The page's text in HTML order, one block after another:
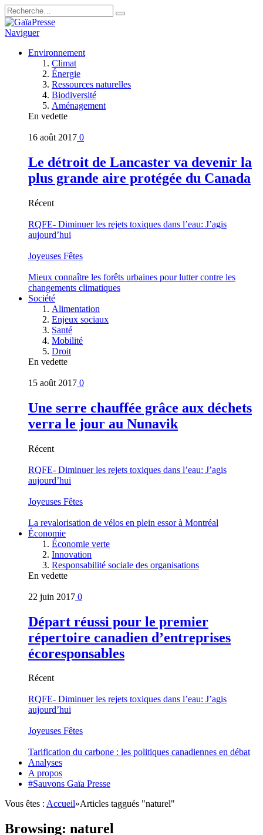
Naviguer
Environnement
Climat
Énergie
Ressources naturelles
Biodiversité
Aménagement
En vedette
16 août 2017 0
Le détroit de Lancaster va devenir la
plus grande aire protégée du Canada
Récent
RQFE- Diminuer les rejets toxiques dans l’eau: J’agis
aujourd’hui
Joyeuses Fêtes
Mieux connaître les forêts urbaines pour lutter contre les
changements climatiques
Société
Alimentation
Enjeux sociaux
Santé
Mobilité
Droit
En vedette
15 août 2017 0
Une serre chauffée grâce aux déchets
verra le jour au Nunavik
Récent
RQFE- Diminuer les rejets toxiques dans l’eau: J’agis
aujourd’hui
Joyeuses Fêtes
La revalorisation de vélos en plein essor à Montréal
Économie
Économie verte
Innovation
Responsabilité sociale des organisations
En vedette
22 juin 2017 0
Départ réussi pour le premier
répertoire canadien d’entreprises
écoresponsables
Récent
RQFE- Diminuer les rejets toxiques dans l’eau: J’agis
aujourd’hui
Joyeuses Fêtes
Tarification du carbone : les politiques canadiennes en débat
Analyses
A propos
#Sauvons Gaïa Presse
Vous êtes : Accueil»Articles taggués "naturel"
Browsing: naturel